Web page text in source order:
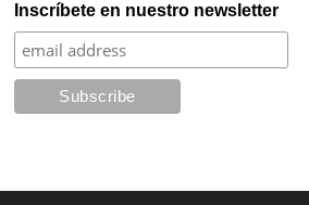
Inscríbete en nuestro newsletter